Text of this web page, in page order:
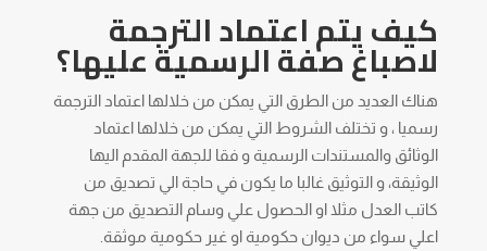
كيف يتم اعتماد الترجمة
لاصباغ صفة الرسمية عليها؟
هناك العديد من الطرق التي يمكن من خلالها اعتماد الترجمة
رسميا ، و تختلف الشروط التي يمكن من خلالها اعتماد
الوثائق والمستندات الرسمية و فقا للجهة المقدم اليها
الوثيقة، و التوثيق غالبا ما يكون في حاجة الي تصديق من
كاتب العدل مثلا او الحصول علي وسام التصديق من جهة
اعلي سواء من ديوان حكومية او غير حكومية موثقة.